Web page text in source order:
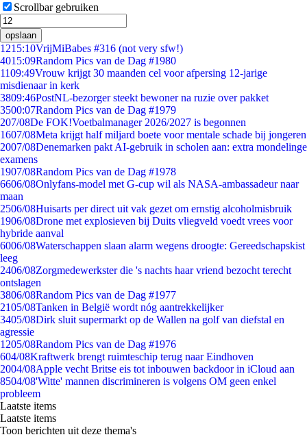
Scrollbar gebruiken
opslaan
1215:10VrijMiBabes #316 (not very sfw!)
4015:09Random Pics van de Dag #1980
1109:49Vrouw krijgt 30 maanden cel voor afpersing 12-jarige
misdienaar in kerk
3809:46PostNL-bezorger steekt bewoner na ruzie over pakket
3500:07Random Pics van de Dag #1979
207/08De FOK!Voetbalmanager 2026/2027 is begonnen
1607/08Meta krijgt half miljard boete voor mentale schade bij jongeren
2007/08Denemarken pakt AI-gebruik in scholen aan: extra mondelinge
examens
1907/08Random Pics van de Dag #1978
6606/08Onlyfans-model met G-cup wil als NASA-ambassadeur naar
maan
2506/08Huisarts per direct uit vak gezet om ernstig alcoholmisbruik
1906/08Drone met explosieven bij Duits vliegveld voedt vrees voor
hybride aanval
6006/08Waterschappen slaan alarm wegens droogte: Gereedschapskist
leeg
2406/08Zorgmedewerkster die 's nachts haar vriend bezocht terecht
ontslagen
3806/08Random Pics van de Dag #1977
2105/08Tanken in België wordt nóg aantrekkelijker
3405/08Dirk sluit supermarkt op de Wallen na golf van diefstal en
agressie
1205/08Random Pics van de Dag #1976
604/08Kraftwerk brengt ruimteschip terug naar Eindhoven
2004/08Apple vecht Britse eis tot inbouwen backdoor in iCloud aan
8504/08'Witte' mannen discrimineren is volgens OM geen enkel
probleem
Laatste items
Laatste items
Toon berichten uit deze thema's